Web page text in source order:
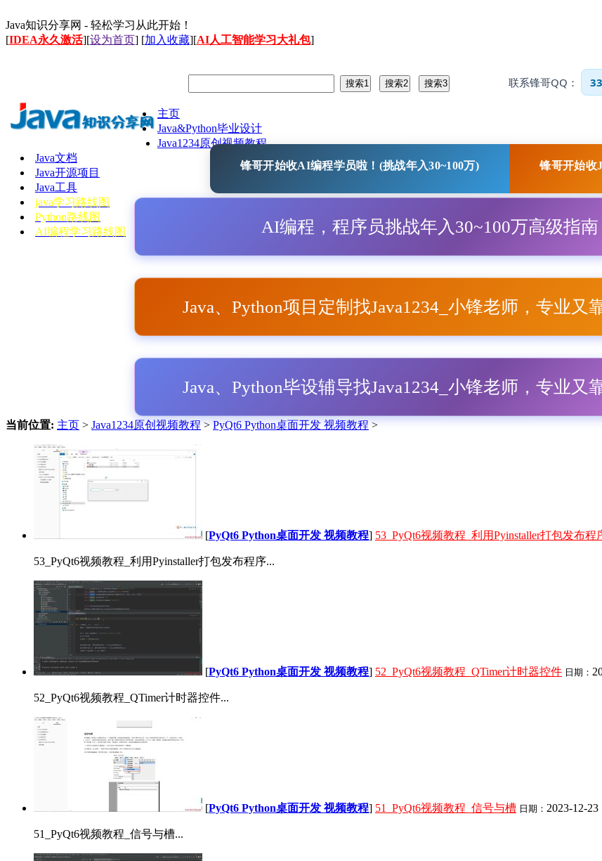
Java知识分享网 - 轻松学习从此开始！
[IDEA永久激活][设为首页] [加入收藏][AI人工智能学习大礼包]
联系锋哥QQ：
主页
Java&Python毕业设计
Java1234原创视频教程
Java文档
Java开源项目
Java工具
java学习路线图
Python路线图
AI编程学习路线图
锋哥开始收AI编程学员啦！(挑战年入30~100万) 锋哥开始收
AI编程，程序员挑战年入30~100万高级指南
Java、Python项目定制找Java1234_小锋老师，专业又
Java、Python毕设辅导找Java1234_小锋老师，专业又
当前位置: 主页 > Java1234原创视频教程 > PyQt6 Python桌面开发 视频教程 >
[PyQt6 Python桌面开发 视频教程] 53_PyQt6视频教程_利用Pyinstaller打包发布程
53_PyQt6视频教程_利用Pyinstaller打包发布程序...
[PyQt6 Python桌面开发 视频教程] 52_PyQt6视频教程_QTimer计时器控件 日期：
52_PyQt6视频教程_QTimer计时器控件...
[PyQt6 Python桌面开发 视频教程] 51_PyQt6视频教程_信号与槽 日期： 2023-12-23
51_PyQt6视频教程_信号与槽...